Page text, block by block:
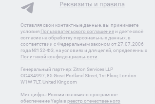
Реквизиты и правила
Оставляя свои контактные данные, вы принимаете
условия Пользовательского соглашения и даете своё
согласие на обработку персональных данных, в
соответствии с Федеральным законом от 27.07.2006
года №152-ФЗ, на условиях и для целей, определенных
Политикой конфиденциальности
Генеральный партнер: Zitron Services LLP
OC434997, 85 Great Portland Street, 1st Floor, London
W1W 7LT, United Kingdom
Минцифры России включило програмное
обеспечение Yagla в реестр отечественного